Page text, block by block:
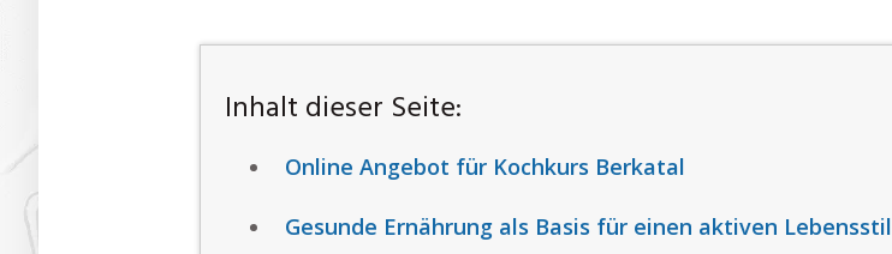
Inhalt dieser Seite:
Online Angebot für Kochkurs Berkatal
Gesunde Ernährung als Basis für einen aktiven Lebensstil